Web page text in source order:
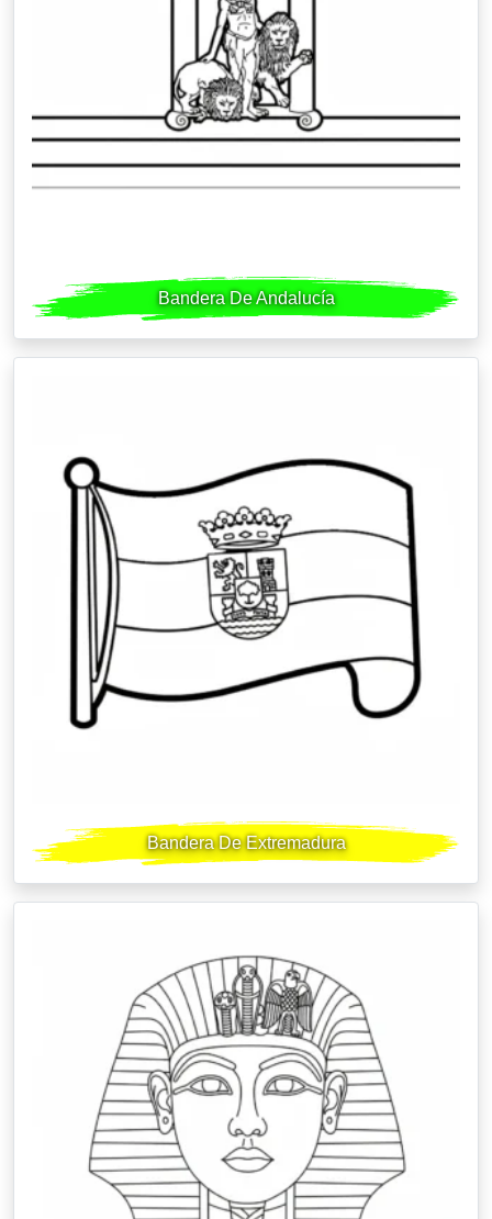
Bandera De Andalucía
Bandera De Extremadura